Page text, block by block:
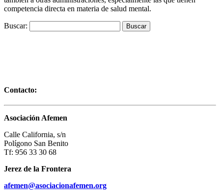
competencia directa en materia de salud mental.
Buscar:
Contacto:
Asociación Afemen
Calle California, s/n
Polígono San Benito
Tf: 956 33 30 68
Jerez de la Frontera
afemen@asociacionafemen.org